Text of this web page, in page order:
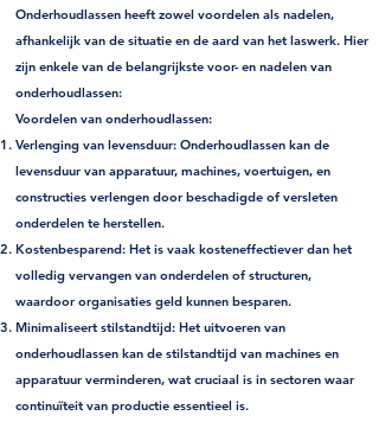
Onderhoudlassen heeft zowel voordelen als nadelen,
afhankelijk van de situatie en de aard van het laswerk. Hier
zijn enkele van de belangrijkste voor- en nadelen van
onderhoudlassen:
Voordelen van onderhoudlassen:
Verlenging van levensduur: Onderhoudlassen kan de
levensduur van apparatuur, machines, voertuigen, en
constructies verlengen door beschadigde of versleten
onderdelen te herstellen.
Kostenbesparend: Het is vaak kosteneffectiever dan het
volledig vervangen van onderdelen of structuren,
waardoor organisaties geld kunnen besparen.
Minimaliseert stilstandtijd: Het uitvoeren van
onderhoudlassen kan de stilstandtijd van machines en
apparatuur verminderen, wat cruciaal is in sectoren waar
continuïteit van productie essentieel is.